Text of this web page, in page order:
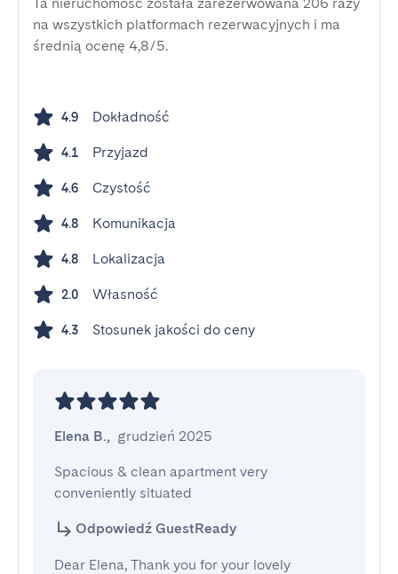
na wszystkich platformach rezerwacyjnych i ma
średnią ocenę 4,8/5.
4.9 Dokładność
4.1 Przyjazd
4.6 Czystość
4.8 Komunikacja
4.8 Lokalizacja
2.0 Własność
4.3 Stosunek jakości do ceny
Elena B., grudzień 2025
Spacious & clean apartment very
conveniently situated
Odpowiedź GuestReady
Dear Elena, Thank you for your lovely